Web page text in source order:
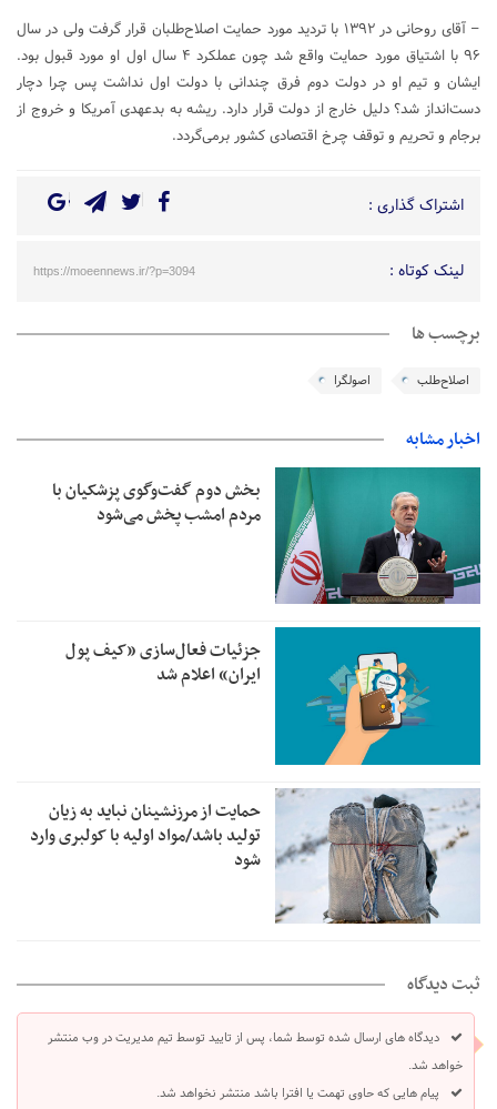
– آقای روحانی در ۱۳۹۲ با تردید مورد حمایت اصلاح‌طلبان قرار گرفت ولی در سال
۹۶ با اشتیاق مورد حمایت واقع شد چون عملکرد ۴ سال اول او مورد قبول بود.
ایشان و تیم او در دولت دوم فرق چندانی با دولت اول نداشت پس چرا دچار
دست‌انداز شد؟ دلیل خارج از دولت قرار دارد. ریشه به بدعهدی آمریکا و خروج از
برجام و تحریم و توقف چرخ اقتصادی کشور برمی‌گردد.
اشتراک گذاری :
لینک کوتاه : https://moeennews.ir/?p=3094
برچسب ها
اصلاح‌طلب اصولگرا
اخبار مشابه
بخش دوم گفت‌وگوی پزشکیان با
مردم امشب پخش می‌شود
جزئیات فعال‌سازی «کیف پول
ایران» اعلام شد
حمایت از مرزنشینان نباید به زیان
تولید باشد/مواد اولیه با کولبری وارد
شود
ثبت دیدگاه
دیدگاه های ارسال شده توسط شما، پس از تایید توسط تیم مدیریت در وب منتشر
خواهد شد.
پیام هایی که حاوی تهمت یا افترا باشد منتشر نخواهد شد.